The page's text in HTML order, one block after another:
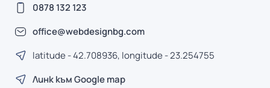
0878 132 123
office@webdesignbg.com
latitude - 42.708936, longitude - 23.254755
Линк към Google map